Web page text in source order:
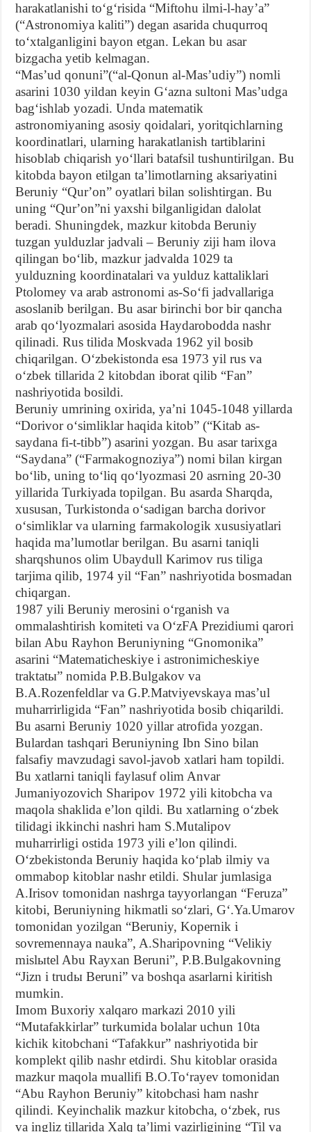
harakatlanishi toʻgʻrisida “Miftohu ilmi-l-hayʼa”
(“Astronomiya kaliti”) degan asarida chuqurroq
toʻxtalganligini bayon etgan. Lekan bu asar
bizgacha yetib kelmagan.
“Masʼud qonuni”(“al-Qonun al-Masʼudiy”) nomli
asarini 1030 yildan keyin Gʻazna sultoni Masʼudga
bagʻishlab yozadi. Unda matematik
astronomiyaning asosiy qoidalari, yoritqichlarning
koordinatlari, ularning harakatlanish tartiblarini
hisoblab chiqarish yoʻllari batafsil tushuntirilgan. Bu
kitobda bayon etilgan taʼlimotlarning aksariyatini
Beruniy “Qurʼon” oyatlari bilan solishtirgan. Bu
uning “Qurʼon”ni yaxshi bilganligidan dalolat
beradi. Shuningdek, mazkur kitobda Beruniy
tuzgan yulduzlar jadvali – Beruniy ziji ham ilova
qilingan boʻlib, mazkur jadvalda 1029 ta
yulduzning koordinatalari va yulduz kattaliklari
Ptolomey va arab astronomi as-Soʻfi jadvallariga
asoslanib berilgan. Bu asar birinchi bor bir qancha
arab qoʻlyozmalari asosida Haydarobodda nashr
qilinadi. Rus tilida Moskvada 1962 yil bosib
chiqarilgan. Oʻzbekistonda esa 1973 yil rus va
oʻzbek tillarida 2 kitobdan iborat qilib “Fan”
nashriyotida bosildi.
Beruniy umrining oxirida, yaʼni 1045-1048 yillarda
“Dorivor oʻsimliklar haqida kitob” (“Kitab as-
saydana fi-t-tibb”) asarini yozgan. Bu asar tarixga
“Saydana” (“Farmakognoziya”) nomi bilan kirgan
boʻlib, uning toʻliq qoʻlyozmasi 20 asrning 20-30
yillarida Turkiyada topilgan. Bu asarda Sharqda,
xususan, Turkistonda oʻsadigan barcha dorivor
oʻsimliklar va ularning farmakologik xususiyatlari
haqida maʼlumotlar berilgan. Bu asarni taniqli
sharqshunos olim Ubaydull Karimov rus tiliga
tarjima qilib, 1974 yil “Fan” nashriyotida bosmadan
chiqargan.
1987 yili Beruniy merosini oʻrganish va
ommalashtirish komiteti va OʻzFA Prezidiumi qarori
bilan Abu Rayhon Beruniyning “Gnomonika”
asarini “Matematicheskiye i astronimicheskiye
traktatы” nomida P.B.Bulgakov va
B.A.Rozenfeldlar va G.P.Matviyevskaya masʼul
muharrirligida “Fan” nashriyotida bosib chiqarildi.
Bu asarni Beruniy 1020 yillar atrofida yozgan.
Bulardan tashqari Beruniyning Ibn Sino bilan
falsafiy mavzudagi savol-javob xatlari ham topildi.
Bu xatlarni taniqli faylasuf olim Anvar
Jumaniyozovich Sharipov 1972 yili kitobcha va
maqola shaklida eʼlon qildi. Bu xatlarning oʻzbek
tilidagi ikkinchi nashri ham S.Mutalipov
muharrirligi ostida 1973 yili eʼlon qilindi.
Oʻzbekistonda Beruniy haqida koʻplab ilmiy va
ommabop kitoblar nashr etildi. Shular jumlasiga
A.Irisov tomonidan nashrga tayyorlangan “Feruza”
kitobi, Beruniyning hikmatli soʻzlari, Gʻ.Ya.Umarov
tomonidan yozilgan “Beruniy, Kopernik i
sovremennaya nauka”, A.Sharipovning “Velikiy
mislыtel Abu Rayxan Beruni”, P.B.Bulgakovning
“Jizn i trudы Beruni” va boshqa asarlarni kiritish
mumkin.
Imom Buxoriy xalqaro markazi 2010 yili
“Mutafakkirlar” turkumida bolalar uchun 10ta
kichik kitobchani “Tafakkur” nashriyotida bir
komplekt qilib nashr etdirdi. Shu kitoblar orasida
mazkur maqola muallifi B.O.Toʻrayev tomonidan
“Abu Rayhon Beruniy” kitobchasi ham nashr
qilindi. Keyinchalik mazkur kitobcha, oʻzbek, rus
va ingliz tillarida Xalq taʼlimi vazirligining “Til va